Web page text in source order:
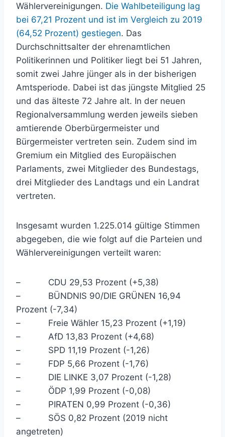
Wählervereinigungen. Die Wahlbeteiligung lag
bei 67,21 Prozent und ist im Vergleich zu 2019
(64,52 Prozent) gestiegen. Das
Durchschnittsalter der ehrenamtlichen
Politikerinnen und Politiker liegt bei 51 Jahren,
somit zwei Jahre jünger als in der bisherigen
Amtsperiode. Dabei ist das jüngste Mitglied 25
und das älteste 72 Jahre alt. In der neuen
Regionalversammlung werden jeweils sieben
amtierende Oberbürgermeister und
Bürgermeister vertreten sein. Zudem sind im
Gremium ein Mitglied des Europäischen
Parlaments, zwei Mitglieder des Bundestags,
drei Mitglieder des Landtags und ein Landrat
vertreten.
Insgesamt wurden 1.225.014 gültige Stimmen
abgegeben, die wie folgt auf die Parteien und
Wählervereinigungen verteilt waren:
– CDU 29,53 Prozent (+5,38)
– BÜNDNIS 90/DIE GRÜNEN 16,94
Prozent (-7,34)
– Freie Wähler 15,23 Prozent (+1,19)
– AfD 13,83 Prozent (+4,68)
– SPD 11,19 Prozent (-1,26)
– FDP 5,66 Prozent (-1,76)
– DIE LINKE 3,07 Prozent (-1,28)
– ÖDP 1,99 Prozent (-0,08)
– PIRATEN 0,99 Prozent (-0,36)
– SÖS 0,82 Prozent (2019 nicht
angetreten)